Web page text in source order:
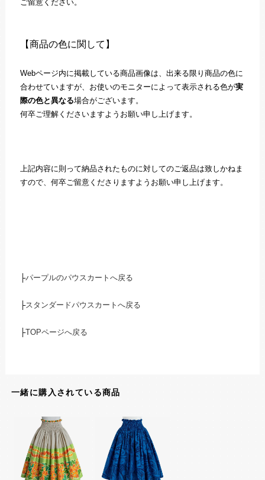
ご留意ください。
【商品の色に関して】
Webページ内に掲載している商品画像は、出来る限り商品の色に
合わせていますが、お使いのモニターによって表示される色が実
際の色と異なる場合がございます。
何卒ご理解くださいますようお願い申し上げます。
上記内容に則って納品されたものに対してのご返品は致しかねま
すので、何卒ご留意くださりますようお願い申し上げます。
├パープルのパウスカートへ戻る
├スタンダードパウスカートへ戻る
├TOPページへ戻る
一緒に購入されている商品